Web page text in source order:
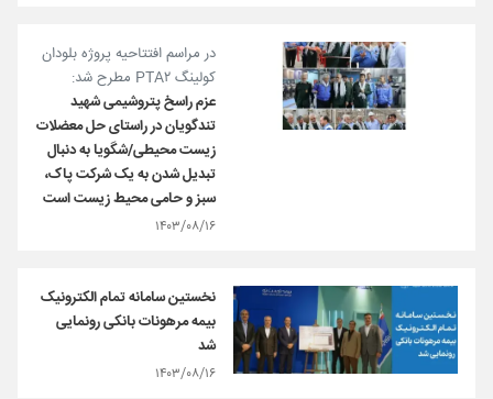
در مراسم افتتاحیه پروژه بلودان
کولینگ PTA۲ مطرح شد:
عزم راسخ پتروشیمی شهید
تندگویان در راستای حل معضلات
زیست محیطی/شگویا به دنبال
تبدیل شدن به یک شرکت پاک،
سبز و حامی محیط زیست است
۱۴۰۳/۰۸/۱۶
نخستین سامانه تمام الکترونیک
بیمه مرهونات بانکی رونمایی
شد
۱۴۰۳/۰۸/۱۶